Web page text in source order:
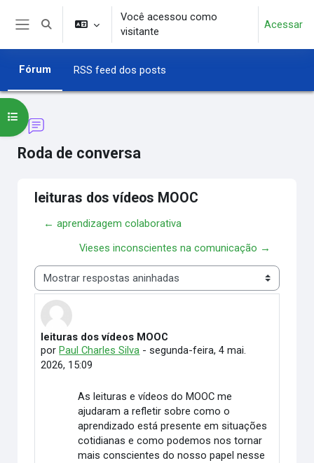
Ir para o conteúdo principal
Alternar entrada de pesquisa
Você acessou como
visitante
Acessar
Fórum RSS feed dos posts
Roda de conversa
Abrir índice do curso
leituras dos vídeos MOOC
← aprendizagem colaborativa
Vieses inconscientes na comunicação →
Modo de visualização
leituras dos vídeos MOOC
por Paul Charles Silva -segunda-feira, 4 mai.
2026, 15:09
Número de respostas: 0
As leituras e vídeos do MOOC me
ajudaram a refletir sobre como o
aprendizado está presente em situações
cotidianas e como podemos nos tornar
mais conscientes do nosso papel nesse